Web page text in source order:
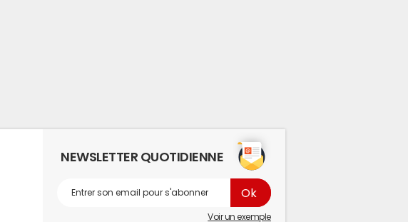
NEWSLETTER QUOTIDIENNE
Voir un exemple